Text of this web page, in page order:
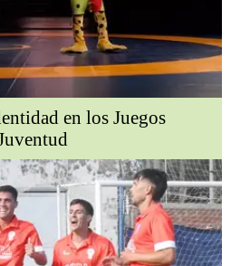
en los Juegos